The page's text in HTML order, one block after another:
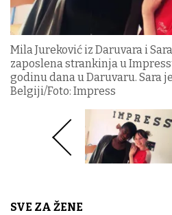
Mila Jureković iz Daruvara i
zaposlena strankinja u
godinu dana u Daruvaru. Sara
Belgiji/Foto: Impress
SVE ZA ŽENE